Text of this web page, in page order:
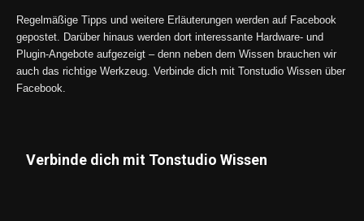
Regelmäßige Tipps und weitere Erläuterungen werden auf Facebook
gepostet. Darüber hinaus werden dort interessante Hardware- und
Plugin-Angebote aufgezeigt – denn neben dem Wissen brauchen wir
auch das richtige Werkzeug. Verbinde dich mit Tonstudio Wissen über
Facebook.
Verbinde dich mit Tonstudio Wissen